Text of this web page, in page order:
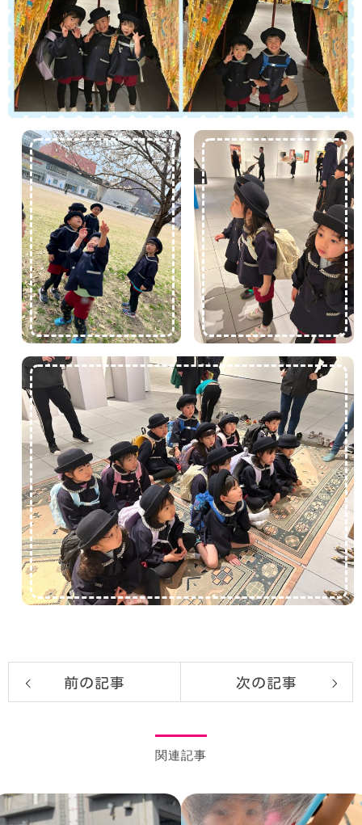
前の記事 次の記事
関連記事